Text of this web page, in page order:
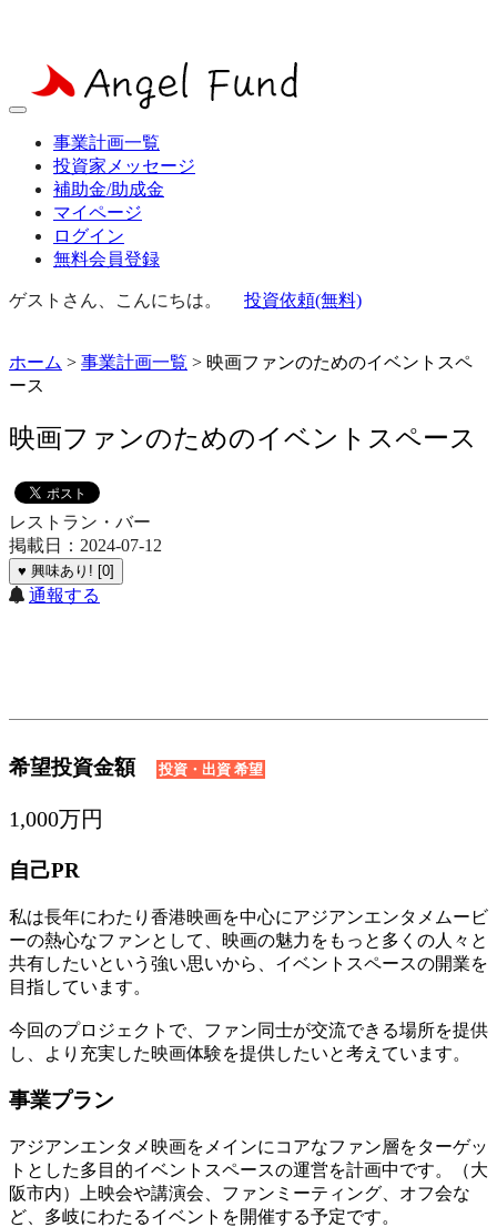
事業計画一覧
投資家メッセージ
補助金/助成金
マイページ
ログイン
無料会員登録
ゲストさん、こんにちは。 投資依頼(無料)
ホーム > 事業計画一覧 > 映画ファンのためのイベントスペ
ース
映画ファンのためのイベントスペース
レストラン・バー
掲載日：2024-07-12
♥ 興味あり! [0]
通報する
希望投資金額 投資・出資 希望
1,000万円
自己PR
私は長年にわたり香港映画を中心にアジアンエンタメムービ
ーの熱心なファンとして、映画の魅力をもっと多くの人々と
共有したいという強い思いから、イベントスペースの開業を
目指しています。
今回のプロジェクトで、ファン同士が交流できる場所を提供
し、より充実した映画体験を提供したいと考えています。
事業プラン
アジアンエンタメ映画をメインにコアなファン層をターゲッ
トとした多目的イベントスペースの運営を計画中です。（大
阪市内）上映会や講演会、ファンミーティング、オフ会な
ど、多岐にわたるイベントを開催する予定です。